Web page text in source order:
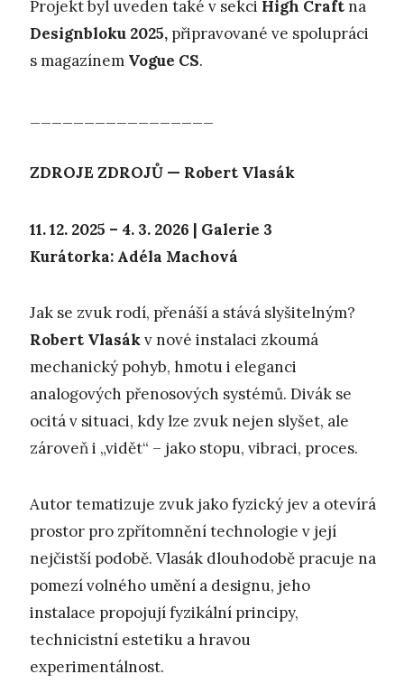
Projekt byl uveden také v sekci High Craftna
Designbloku 2025, připravované ve spolupráci
s magazínem Vogue CS.
ZDROJE ZDROJŮ — Robert Vlasák
11. 12. 2025 – 4. 3. 2026 | Galerie 3
Kurátorka: Adéla Machová
Jak se zvuk rodí, přenáší a stává slyšitelným?
Robert Vlasákv nové instalaci zkoumá
mechanický pohyb, hmotu i eleganci
analogových přenosových systémů. Divák se
ocitá v situaci, kdy lze zvuk nejen slyšet, ale
zároveň i „vidět“ – jako stopu, vibraci, proces.
Autor tematizuje zvuk jako fyzický jev a otevírá
prostor pro zpřítomnění technologie v její
nejčistší podobě. Vlasák dlouhodobě pracuje na
pomezí volného umění a designu, jeho
instalace propojují fyzikální principy,
technicistní estetiku a hravou
experimentálnost.